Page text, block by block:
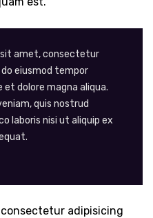
sit amet, consectetur
eiusmod tempor
dolore magna aliqua.
quis nostrud
laboris nisi ut aliquip ex
adipisicing